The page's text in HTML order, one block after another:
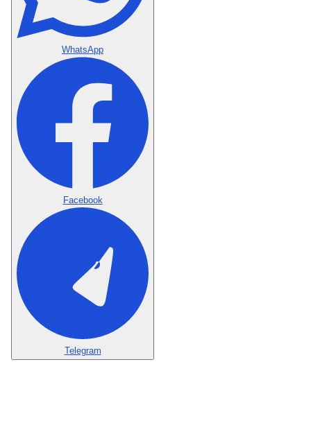
WhatsApp
Facebook
Telegram